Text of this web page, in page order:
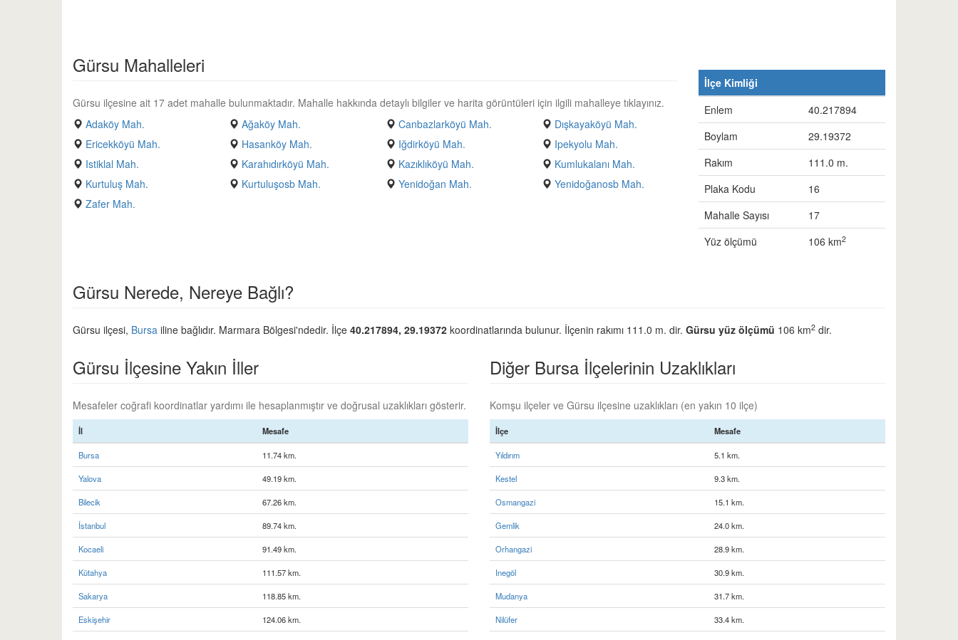
Gürsu Mahalleleri
Gürsu ilçesine ait 17 adet mahalle bulunmaktadır. Mahalle hakkında detaylı bilgiler ve harita görüntüleri için ilgili mahalleye tıklayınız.
Adaköy Mah.
Ağaköy Mah. Canbazlarköyü Mah.
Dışkayaköyü Mah.
Ericekköyü Mah.
Hasanköy Mah. Iğdirköyü Mah.
Ipekyolu Mah.
Istiklal Mah.
Karahıdırköyü Mah. Kazıklıköyü Mah.
Kumlukalanı Mah.
Kurtuluş Mah.
Kurtuluşosb Mah. Yenidoğan Mah.
Yenidoğanosb Mah.
Zafer Mah.
İlçe Kimliği
Enlem
40.217894
Boylam
29.19372
Rakım
111.0 m.
Plaka Kodu
16
Mahalle Sayısı
17
Yüz ölçümü
106 km2
Gürsu Nerede, Nereye Bağlı?
Gürsu ilçesi, Bursa iline bağlıdır. Marmara Bölgesi'ndedir. İlçe 40.217894, 29.19372 koordinatlarında bulunur. İlçenin rakımı 111.0 m. dir. Gürsu yüz ölçümü 106 km2 dir.
Gürsu İlçesine Yakın İller
Mesafeler coğrafi koordinatlar yardımı ile hesaplanmıştır ve doğrusal uzaklıkları gösterir.
İl Mesafe
Bursa 11.74 km.
Yalova 49.19 km.
Bilecik 67.26 km.
İstanbul 89.74 km.
Kocaeli 91.49 km.
Kütahya 111.57 km.
Sakarya 118.85 km.
Eskişehir 124.06 km.
Diğer Bursa İlçelerinin Uzaklıkları
Komşu ilçeler ve Gürsu ilçesine uzaklıkları (en yakın 10 ilçe)
İlçe Mesafe
Yıldırım 5.1 km.
Kestel 9.3 km.
Osmangazi 15.1 km.
Gemlik 24.0 km.
Orhangazi 28.9 km.
Inegöl 30.9 km.
Mudanya 31.7 km.
Nilüfer 33.4 km.